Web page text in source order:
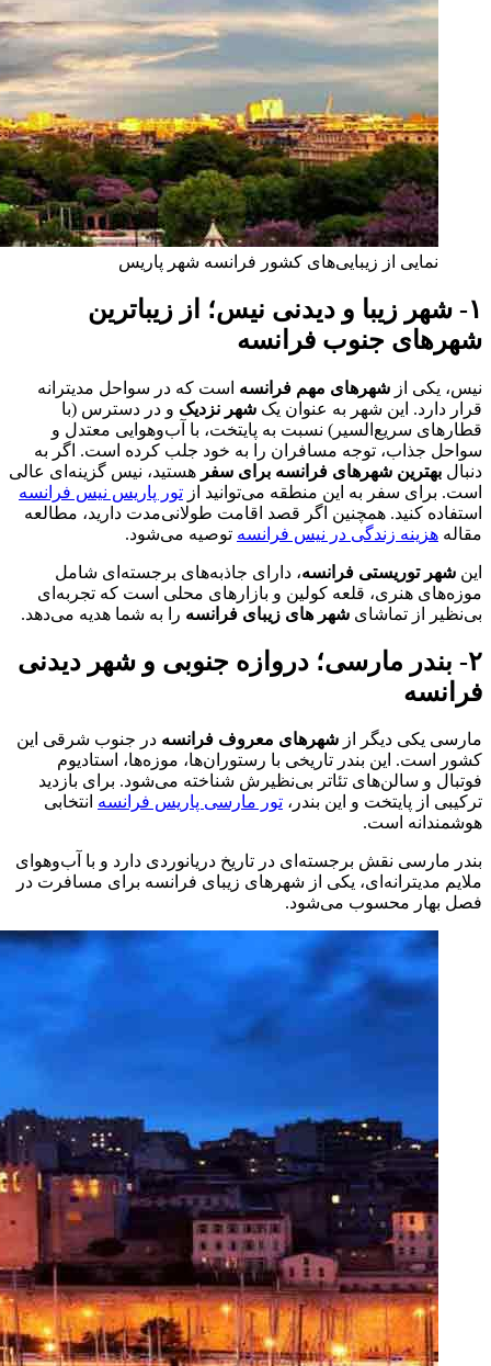
نمایی از زیبایی‌های کشور فرانسه شهر پاریس
۱- شهر زیبا و دیدنی نیس؛ از زیباترین
شهرهای جنوب فرانسه
نیس، یکی از شهرهای مهم فرانسه است که در سواحل مدیترانه
قرار دارد. این شهر به عنوان یک شهر نزدیک و در دسترس (با
قطارهای سریع‌السیر) نسبت به پایتخت، با آب‌وهوایی معتدل و
سواحل جذاب، توجه مسافران را به خود جلب کرده است. اگر به
دنبال بهترین شهرهای فرانسه برای سفر هستید، نیس گزینه‌ای عالی
است. برای سفر به این منطقه می‌توانید از تور پاریس نیس فرانسه
استفاده کنید. همچنین اگر قصد اقامت طولانی‌مدت دارید، مطالعه
مقاله هزینه زندگی در نیس فرانسه توصیه می‌شود.
این شهر توریستی فرانسه، دارای جاذبه‌های برجسته‌ای شامل
موزه‌های هنری، قلعه کولین و بازارهای محلی است که تجربه‌ای
بی‌نظیر از تماشای شهر های زیبای فرانسه را به شما هدیه می‌دهد.
۲- بندر مارسی؛ دروازه جنوبی و شهر دیدنی
فرانسه
مارسی یکی دیگر از شهرهای معروف فرانسه در جنوب شرقی این
کشور است. این بندر تاریخی با رستوران‌ها، موزه‌ها، استادیوم‌
فوتبال و سالن‌های تئاتر بی‌نظیرش شناخته می‌شود. برای بازدید
ترکیبی از پایتخت و این بندر، تور مارسی پاریس فرانسه انتخابی
هوشمندانه است.
بندر مارسی نقش برجسته‌ای در تاریخ دریانوردی دارد و با آب‌وهوای
ملایم مدیترانه‌ای، یکی از شهرهای زیبای فرانسه برای مسافرت در
فصل بهار محسوب می‌شود.